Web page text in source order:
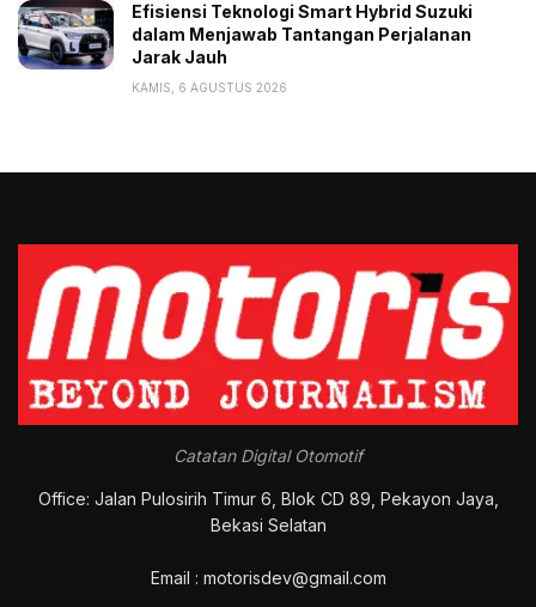
Efisiensi Teknologi Smart Hybrid Suzuki
dalam Menjawab Tantangan Perjalanan
Jarak Jauh
KAMIS, 6 AGUSTUS 2026
Catatan Digital Otomotif
Office: Jalan Pulosirih Timur 6, Blok CD 89, Pekayon Jaya,
Bekasi Selatan
Email : motorisdev@gmail.com